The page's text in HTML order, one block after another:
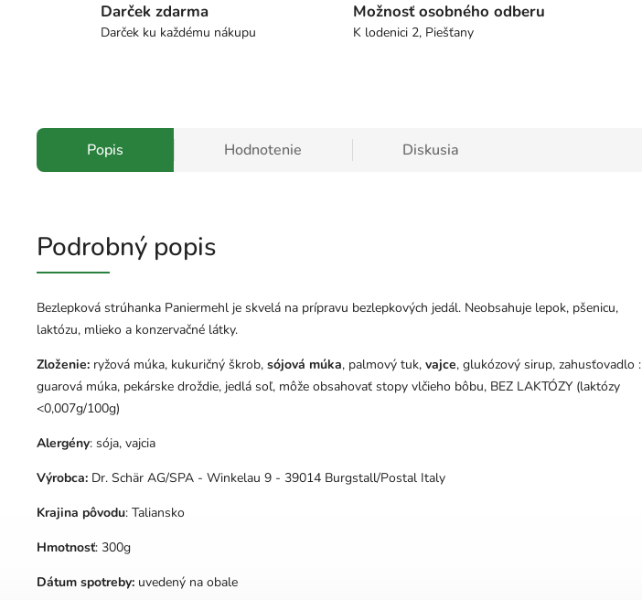
Darček zdarma
Darček ku každému nákupu
Možnosť osobného odberu
K lodenici 2, Piešťany
Popis Hodnotenie Diskusia
Podrobný popis
Bezlepková strúhanka Paniermehl je skvelá na prípravu bezlepkových jedál. Neobsahuje lepok, pšenicu,
laktózu, mlieko a konzervačné látky.
Zloženie: ryžová múka, kukuričný škrob, sójová múka, palmový tuk, vajce, glukózový sirup, zahusťovadlo :
guarová múka, pekárske droždie, jedlá soľ, môže obsahovať stopy vlčieho bôbu, BEZ LAKTÓZY (laktózy
<0,007g/100g)
Alergény: sója, vajcia
Výrobca: Dr. Schär AG/SPA - Winkelau 9 - 39014 Burgstall/Postal Italy
Krajina pôvodu: Taliansko
Hmotnosť: 300g
Dátum spotreby: uvedený na obale